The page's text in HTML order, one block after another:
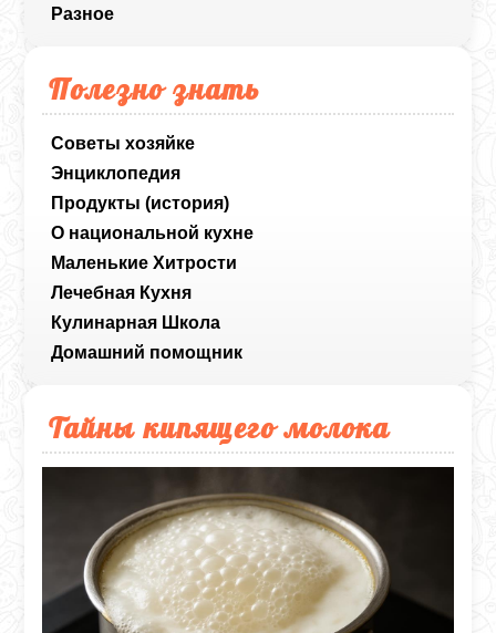
Разное
Полезно знать
Советы хозяйке
Энциклопедия
Продукты (история)
О национальной кухне
Маленькие Хитрости
Лечебная Кухня
Кулинарная Школа
Домашний помощник
Тайны кипящего молока